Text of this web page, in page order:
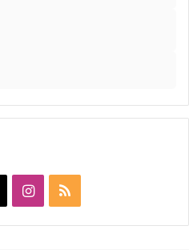
Instagram
RSS